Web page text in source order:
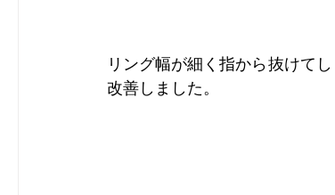
リング幅が細く指から抜けて
改善しました。